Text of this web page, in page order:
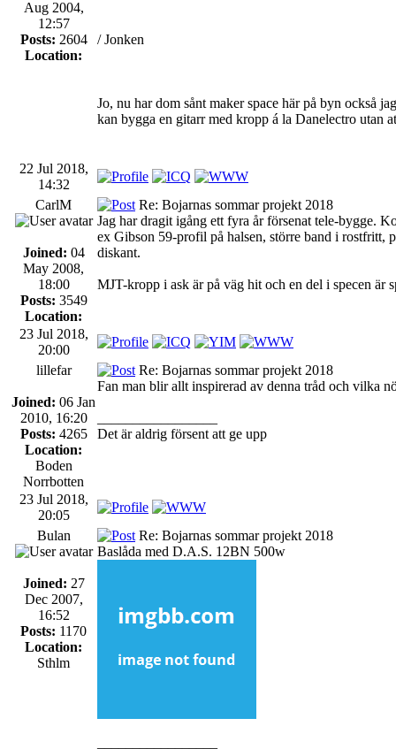
Aug 2004,
12:57
Posts: 2604
Location:
/ Jonken
Jo, nu har dom sånt maker space här på byn också
kan bygga en gitarr med kropp á la Danelectro utan
22 Jul 2018,
14:32
CarlM
Joined: 04
May 2008,
18:00
Posts: 3549
Location:
Re: Bojarnas sommar projekt 2018
Jag har dragit igång ett fyra år försenat tele-bygge.
ex Gibson 59-profil på halsen, större band i rostfritt,
diskant.
MJT-kropp i ask är på väg hit och en del i specen är
23 Jul 2018,
20:00
lillefar
Joined: 06 Jan
2010, 16:20
Posts: 4265
Location:
Boden
Norrbotten
Re: Bojarnas sommar projekt 2018
Fan man blir allt inspirerad av denna tråd och vilka
Det är aldrig försent att ge upp
23 Jul 2018,
20:05
Bulan
Joined: 27
Dec 2007,
16:52
Posts: 1170
Location:
Sthlm
Re: Bojarnas sommar projekt 2018
Baslåda med D.A.S. 12BN 500w